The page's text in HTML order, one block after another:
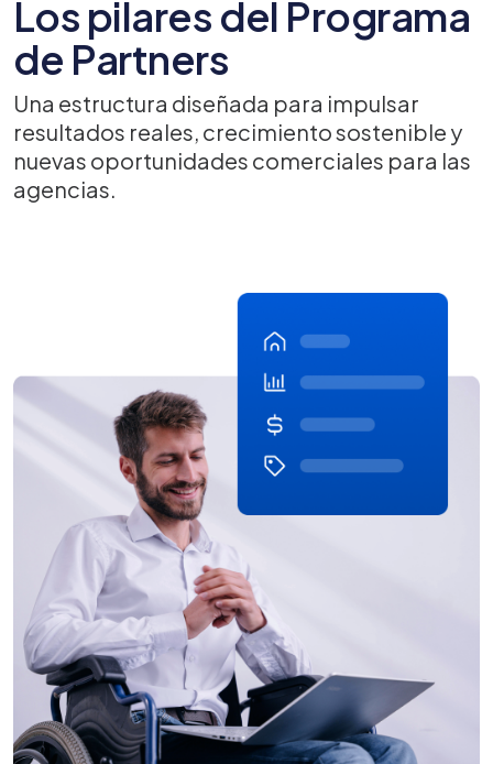
Los pilares del Programa
de Partners
Una estructura diseñada para impulsar
resultados reales, crecimiento sostenible y
nuevas oportunidades comerciales para las
agencias.